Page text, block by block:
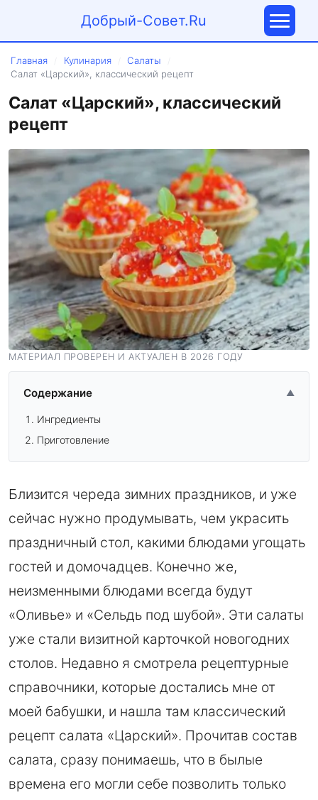
Добрый-Совет.Ru
Главная Кулинария Салаты
Салат «Царский», классический рецепт
Салат «Царский», классический
рецепт
МАТЕРИАЛ ПРОВЕРЕН И АКТУАЛЕН В 2026 ГОДУ
Содержание ▲
Ингредиенты
Приготовление
Близится череда зимних праздников, и уже
сейчас нужно продумывать, чем украсить
праздничный стол, какими блюдами угощать
гостей и домочадцев. Конечно же,
неизменными блюдами всегда будут
«Оливье» и «Сельдь под шубой». Эти салаты
уже стали визитной карточкой новогодних
столов. Недавно я смотрела рецептурные
справочники, которые достались мне от
моей бабушки, и нашла там классический
рецепт салата «Царский». Прочитав состав
салата, сразу понимаешь, что в былые
времена его могли себе позволить только